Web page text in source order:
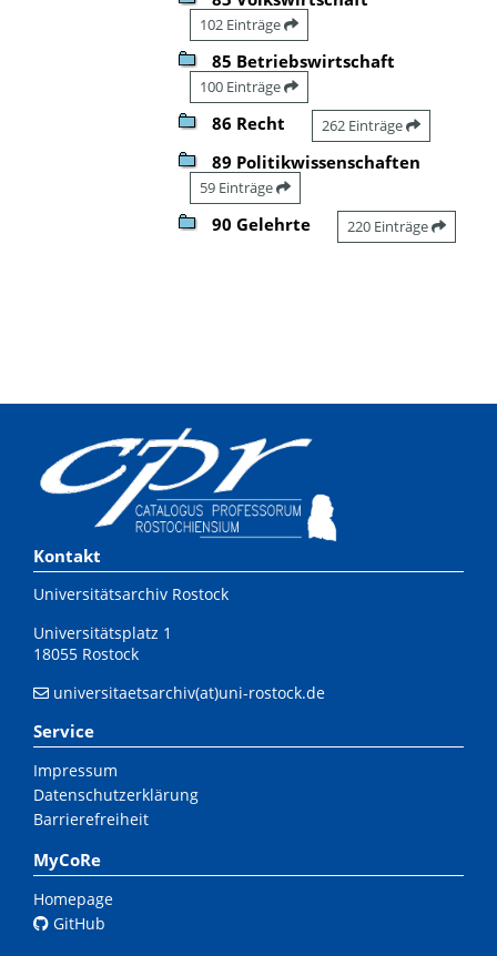
102 Einträge
85 Betriebswirtschaft
100 Einträge
86 Recht 262 Einträge
89 Politikwissenschaften
59 Einträge
90 Gelehrte 220 Einträge
Kontakt
Universitätsarchiv Rostock
Universitätsplatz 1
18055 Rostock
universitaetsarchiv(at)uni-rostock.de
Service
Impressum
Datenschutzerklärung
Barrierefreiheit
MyCoRe
Homepage
GitHub